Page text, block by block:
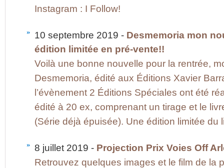
Instagram : I Follow!
10 septembre 2019 - Desmemoria mon
édition limitée en pré-vente!!
Voilà une bonne nouvelle pour la rentrée,
Desmemoria, édité aux Éditions Xavier
l’évènement 2 Éditions Spéciales ont été
édité à 20 ex, comprenant un tirage et le
(Série déjà épuisée). Une édition limitée du
8 juillet 2019 - Projection Prix Voies Off
Retrouvez quelques images et le film de la